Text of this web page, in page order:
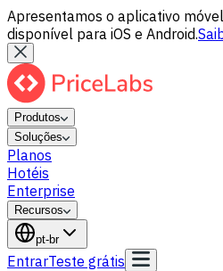
Apresentamos o aplicativo
disponível para iOS e Android.
Produtos
Soluções
Planos
Hotéis
Enterprise
Recursos
pt-br
EntrarTeste grátis